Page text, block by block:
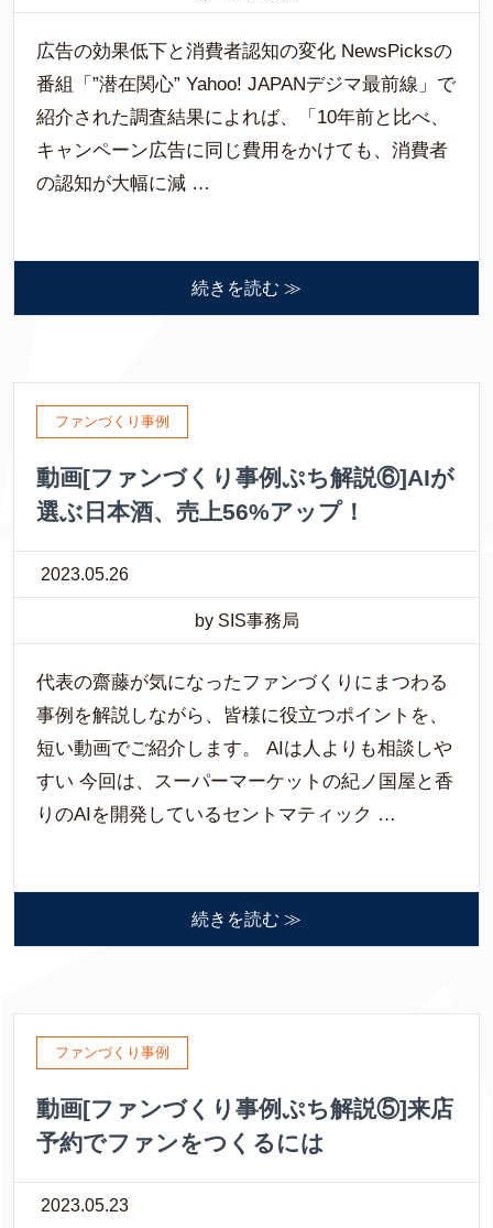
広告の効果低下と消費者認知の変化 NewsPicksの
番組「”潜在関心” Yahoo! JAPANデジマ最前線」で
紹介された調査結果によれば、「10年前と比べ、
キャンペーン広告に同じ費用をかけても、消費者
の認知が大幅に減 …
続きを読む ≫
ファンづくり事例
動画[ファンづくり事例ぷち解説⑥]AIが
選ぶ日本酒、売上56%アップ！
2023.05.26
by SIS事務局
代表の齋藤が気になったファンづくりにまつわる
事例を解説しながら、皆様に役立つポイントを、
短い動画でご紹介します。 AIは人よりも相談しや
すい 今回は、スーパーマーケットの紀ノ国屋と香
りのAIを開発しているセントマティック …
続きを読む ≫
ファンづくり事例
動画[ファンづくり事例ぷち解説⑤]来店
予約でファンをつくるには
2023.05.23